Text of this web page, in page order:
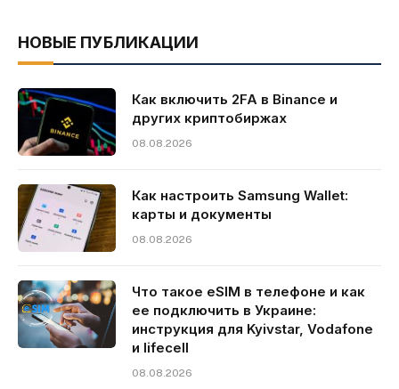
НОВЫЕ ПУБЛИКАЦИИ
Как включить 2FA в Binance и
других криптобиржах
08.08.2026
Как настроить Samsung Wallet:
карты и документы
08.08.2026
Что такое eSIM в телефоне и как
ее подключить в Украине:
инструкция для Kyivstar, Vodafone
и lifecell
08.08.2026